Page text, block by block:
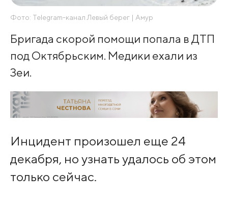
Фото: Telegram-канал Левый берег | Амур
Бригада скорой помощи попала в ДТП
под Октябрьским. Медики ехали из
Зеи.
Инцидент произошел еще 24
декабря, но узнать удалось об этом
только сейчас.